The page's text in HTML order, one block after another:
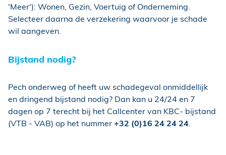
'Meer'): Wonen, Gezin, Voertuig of Onderneming.
Selecteer daarna de verzekering waarvoor je schade
wil aangeven.
Bijstand nodig?
Pech onderweg of heeft uw schadegeval onmiddellijk
en dringend bijstand nodig? Dan kan u 24/24 en 7
dagen op 7 terecht bij het Callcenter van KBC- bijstand
(VTB - VAB) op het nummer+32 (0)16 24 24 24